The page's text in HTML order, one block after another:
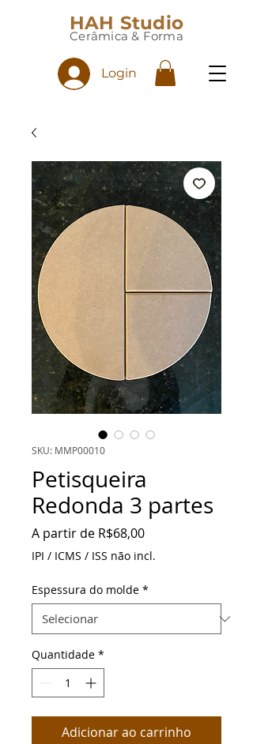
HAH Studio
Cerâmica & Forma
Login
SKU: MMP00010
Petisqueira
Redonda 3 partes
A partir de R$68,00Preço
promocional
IPI / ICMS / ISS não incl.
Espessura do molde *
Quantidade *
Adicionar ao carrinho